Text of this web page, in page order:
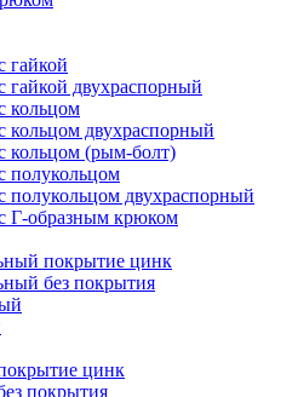
гайкой
гайкой двухраспорный
кольцом
кольцом двухраспорный
кольцом (рым-болт)
полукольцом
полукольцом двухраспорный
Г-образным крюком
покрытие цинк
без покрытия
цинк
покрытия